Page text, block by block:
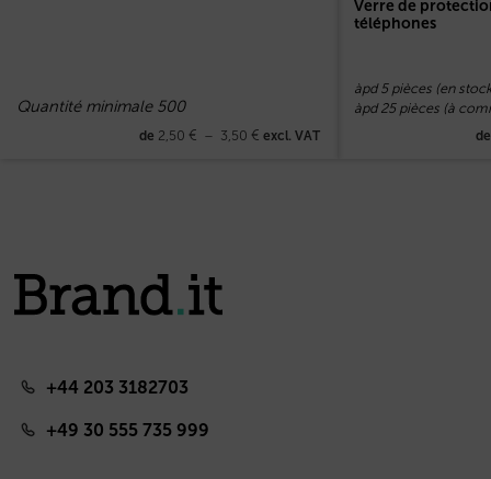
Quantité minimale 500
de 2,50 € – 3,50 € excl. VAT
Verre de
téléphones
àpd 5 pièces (en
àpd 25 pièces (à
+44 203 3182703
+49 30 555 735 999